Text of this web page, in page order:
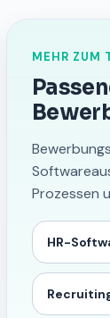
MEHR ZUM
Prozessen
HR-